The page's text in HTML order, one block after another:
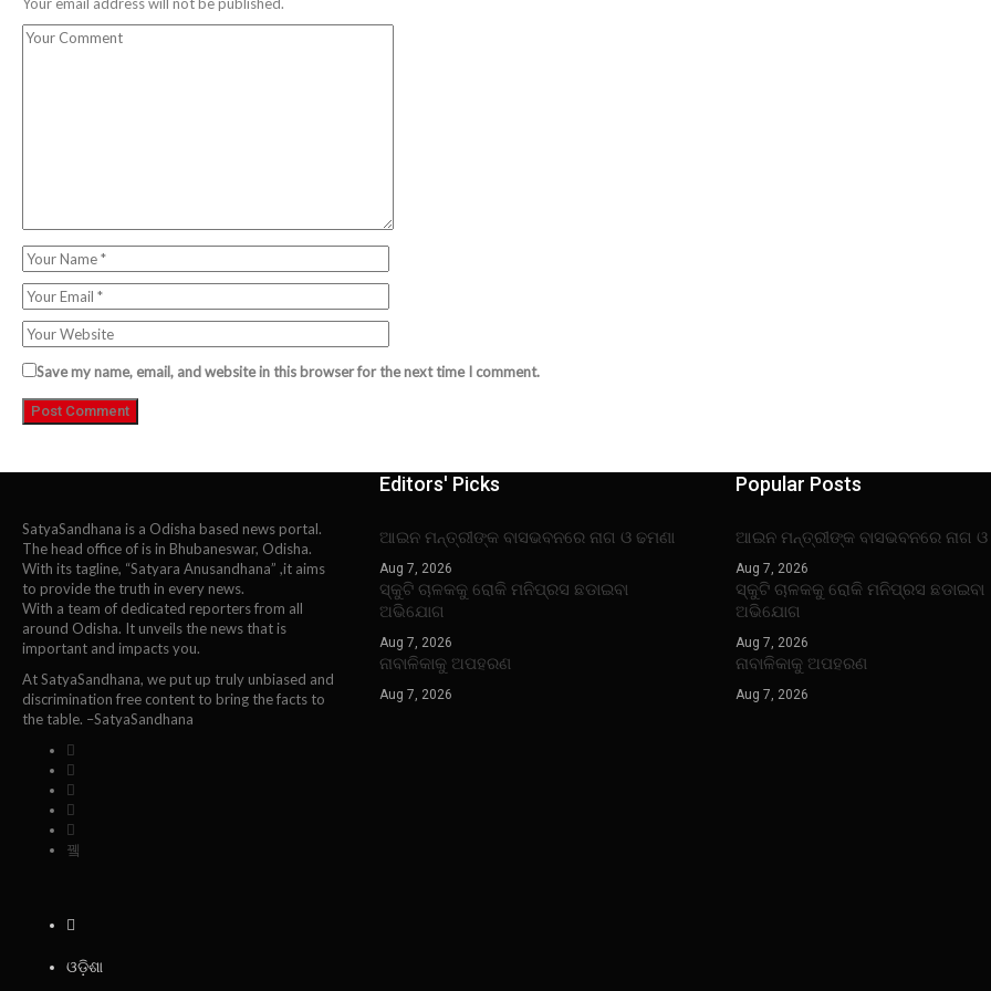
Save my name, email, and website in this browser for the next time I comment.
SatyaSandhana is a Odisha based news portal.
The head office of is in Bhubaneswar, Odisha.
With its tagline, “Satyara Anusandhana” ,it aims
to provide the truth in every news.
With a team of dedicated reporters from all
around Odisha. It unveils the news that is
important and impacts you.
At SatyaSandhana, we put up truly unbiased and
discrimination free content to bring the facts to
the table. –SatyaSandhana
Editors' Picks
ଆଇନ ମନ୍ତ୍ରୀଙ୍କ ବାସଭବନରେ ନାଗ ଓ ଢମଣା
Aug 7, 2026
ସ୍କୁଟି ଚାଳକକୁ ରୋକି ମନିପ୍ରସ ଛଡାଇବା
ଅଭିଯୋଗ
Aug 7, 2026
ନାବାଳିକାକୁ ଅପହରଣ
Aug 7, 2026
Popular Posts
ଆଇନ ମନ୍ତ୍ରୀଙ୍କ ବାସଭବନରେ ନାଗ ଓ
Aug 7, 2026
ସ୍କୁଟି ଚାଳକକୁ ରୋକି ମନିପ୍ରସ ଛଡାଇବା
ଅଭିଯୋଗ
Aug 7, 2026
ନାବାଳିକାକୁ ଅପହରଣ
Aug 7, 2026
ଓଡ଼ିଶା